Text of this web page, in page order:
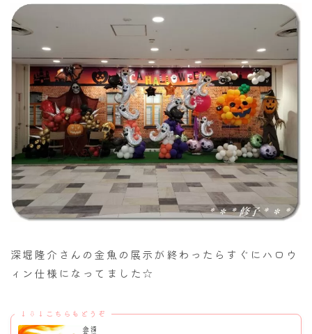
深堀隆介さんの金魚の展示が終わったらすぐにハロウ
ィン仕様になってました☆
↓⇩↓こちらもどうぞ